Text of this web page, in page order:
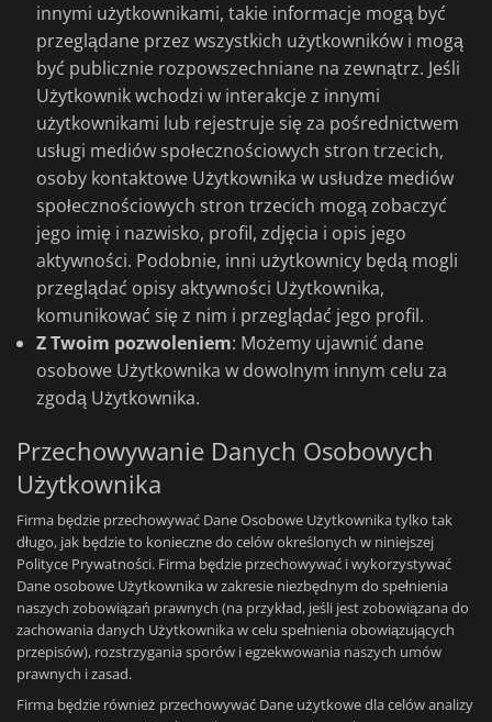
innymi użytkownikami, takie informacje mogą być
przeglądane przez wszystkich użytkowników i mogą
być publicznie rozpowszechniane na zewnątrz. Jeśli
Użytkownik wchodzi w interakcje z innymi
użytkownikami lub rejestruje się za pośrednictwem
usługi mediów społecznościowych stron trzecich,
osoby kontaktowe Użytkownika w usłudze mediów
społecznościowych stron trzecich mogą zobaczyć
jego imię i nazwisko, profil, zdjęcia i opis jego
aktywności. Podobnie, inni użytkownicy będą mogli
przeglądać opisy aktywności Użytkownika,
komunikować się z nim i przeglądać jego profil.
Z Twoim pozwoleniem: Możemy ujawnić dane
osobowe Użytkownika w dowolnym innym celu za
zgodą Użytkownika.
Przechowywanie Danych Osobowych
Użytkownika
Firma będzie przechowywać Dane Osobowe Użytkownika tylko tak
długo, jak będzie to konieczne do celów określonych w niniejszej
Polityce Prywatności. Firma będzie przechowywać i wykorzystywać
Dane osobowe Użytkownika w zakresie niezbędnym do spełnienia
naszych zobowiązań prawnych (na przykład, jeśli jest zobowiązana do
zachowania danych Użytkownika w celu spełnienia obowiązujących
przepisów), rozstrzygania sporów i egzekwowania naszych umów
prawnych i zasad.
Firma będzie również przechowywać Dane użytkowe dla celów analizy